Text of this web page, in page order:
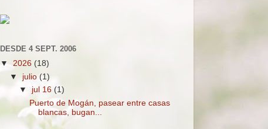
DESDE 4 SEPT. 2006
▼ 2026 (18)
▼ julio(1)
▼jul 16(1)
Puerto de Mogán, pasear entre casas
blancas, bugan...